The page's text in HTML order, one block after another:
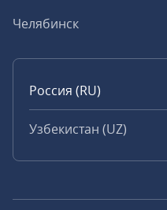
Челябинск
Россия (RU)
Узбекистан (UZ)